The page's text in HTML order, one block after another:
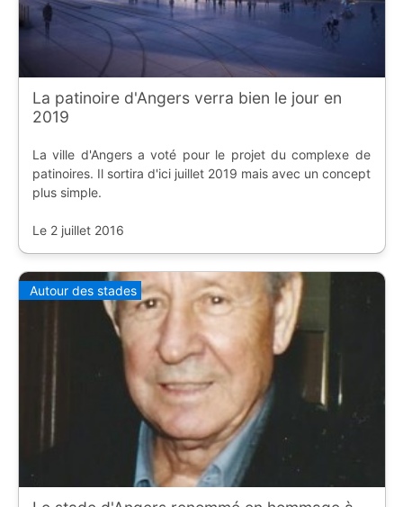
La patinoire d'Angers verra bien le jour en
2019
La ville d'Angers a voté pour le projet du complexe de
patinoires. Il sortira d'ici juillet 2019 mais avec un concept
plus simple.
Le 2 juillet 2016
Autour des stades